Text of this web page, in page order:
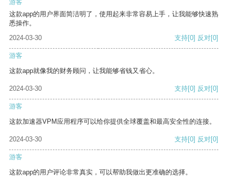
游客
这款app的用户界面简洁明了，使用起来非常容易上手，让我能够快速熟
悉操作。
2024-03-30
支持[0] 反对[0]
游客
这款app就像我的财务顾问，让我能够省钱又省心。
2024-03-30 支持[0] 反对[0]
游客
这款加速器VPM应用程序可以给你提供全球覆盖和最高安全性的连接。
2024-03-30 支持[0] 反对[0]
游客
这款app的用户评论非常真实，可以帮助我做出更准确的选择。